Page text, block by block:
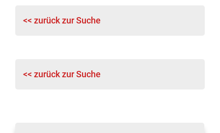
<< zurück zur Suche
<< zurück zur Suche